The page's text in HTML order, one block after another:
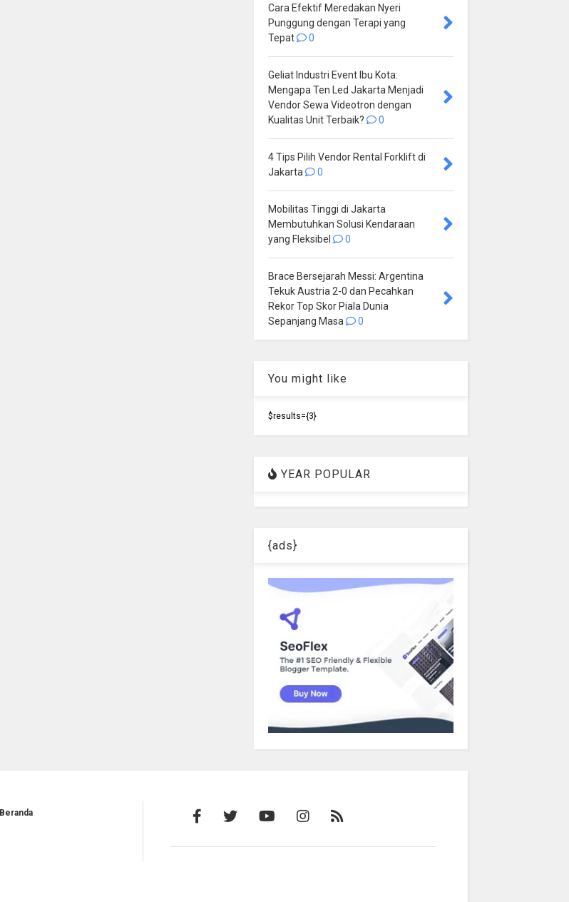
Cara Efektif Meredakan Nyeri
Punggung dengan Terapi yang
Tepat
0
Geliat Industri Event Ibu Kota:
Mengapa Ten Led Jakarta Menjadi
Vendor Sewa Videotron dengan
Kualitas Unit Terbaik?
0
4 Tips Pilih Vendor Rental Forklift di
Jakarta
0
Mobilitas Tinggi di Jakarta
Membutuhkan Solusi Kendaraan
yang Fleksibel
0
Brace Bersejarah Messi: Argentina
Tekuk Austria 2-0 dan Pecahkan
Rekor Top Skor Piala Dunia
Sepanjang Masa
0
You might like
$results={3}
YEAR POPULAR
{ads}
Beranda